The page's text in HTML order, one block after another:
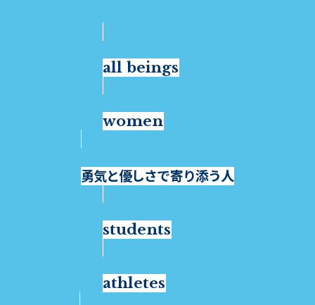
all beings
women
勇気と優しさで寄り添う人
students
athletes